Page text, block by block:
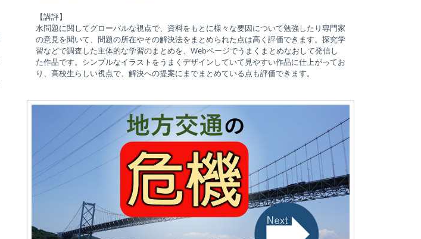
【講評】
水問題に関してグローバルな視点で、資料をもとに様々な要因について勉強したり専門家
の意見を聞いて、問題の所在やその解決法をまとめられた点は高く評価できます。探究学
習などで調査した主体的な学習のまとめを、Webページでうまくまとめなおして発信し
た作品です。シンプルなイラストをうまくデザインしていて見やすい作品に仕上がってお
り、高校生らしい視点で、解決への提案にまでまとめている点も評価できます。